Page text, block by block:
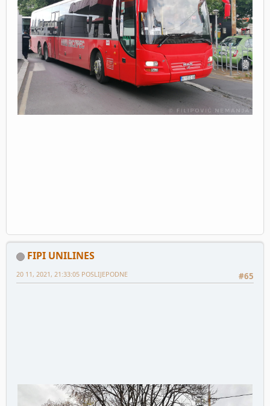
FIPI UNILINES
#65
20 11, 2021, 21:33:05 POSLIJEPODNE